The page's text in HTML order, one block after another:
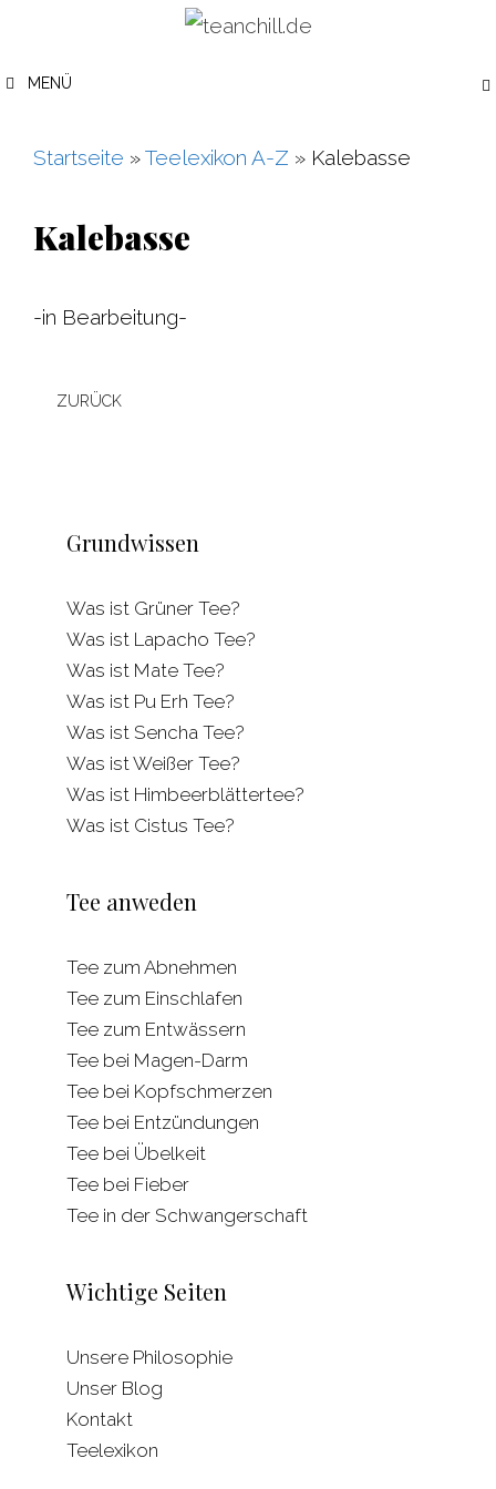
springen
MENÜ
Startseite »Teelexikon A-Z » Kalebasse
Kalebasse
-in Bearbeitung-
ZURÜCK
Grundwissen
Was ist Grüner Tee?
Was ist Lapacho Tee?
Was ist Mate Tee?
Was ist Pu Erh Tee?
Was ist Sencha Tee?
Was ist Weißer Tee?
Was ist Himbeerblättertee?
Was ist Cistus Tee?
Tee anweden
Tee zum Abnehmen
Tee zum Einschlafen
Tee zum Entwässern
Tee bei Magen-Darm
Tee bei Kopfschmerzen
Tee bei Entzündungen
Tee bei Übelkeit
Tee bei Fieber
Tee in der Schwangerschaft
Wichtige Seiten
Unsere Philosophie
Unser Blog
Kontakt
Teelexikon